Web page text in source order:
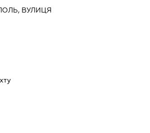
ВУЛИЦЯ